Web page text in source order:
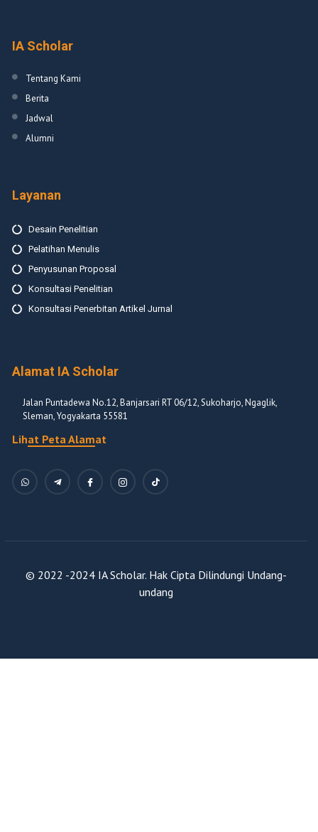
IA Scholar
Tentang Kami
Berita
Jadwal
Alumni
Layanan
Desain Penelitian
Pelatihan Menulis
Penyusunan Proposal
Konsultasi Penelitian
Konsultasi Penerbitan Artikel Jurnal
Alamat IA Scholar
Jalan Puntadewa No.12, Banjarsari RT 06/12, Sukoharjo, Ngaglik,
Sleman, Yogyakarta 55581
Lihat Peta Alamat
© 2022 -2024 IA Scholar. Hak Cipta Dilindungi Undang-
undang